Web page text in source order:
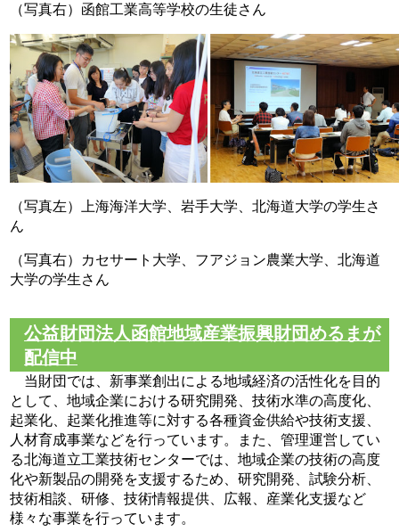
（写真右）函館工業高等学校の生徒さん
（写真左）上海海洋大学、岩手大学、北海道大学の学生さ
ん
（写真右）カセサート大学、フアジョン農業大学、北海道
大学の学生さん
公益財団法人函館地域産業振興財団めるまが
配信中
当財団では、新事業創出による地域経済の活性化を目的
として、地域企業における研究開発、技術水準の高度化、
起業化、起業化推進等に対する各種資金供給や技術支援、
人材育成事業などを行っています。また、管理運営してい
る北海道立工業技術センターでは、地域企業の技術の高度
化や新製品の開発を支援するため、研究開発、試験分析、
技術相談、研修、技術情報提供、広報、産業化支援など
様々な事業を行っています。